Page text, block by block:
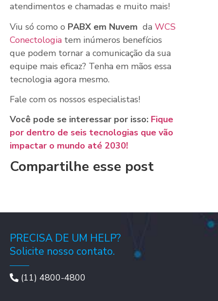
atendimentos e chamadas e muito mais!
Viu só como o PABX em Nuvem da WCS
Conectologia tem inúmeros benefícios
que podem tornar a comunicação da sua
equipe mais eficaz? Tenha em mãos essa
tecnologia agora mesmo.
Fale com os nossos especialistas!
Você pode se interessar por isso: Fique
por dentro de seis tecnologias que vão
impactar o mundo até 2030!
Compartilhe esse post
PRECISA DE UM HELP?
Solicite nosso contato.
(11) 4800-4800